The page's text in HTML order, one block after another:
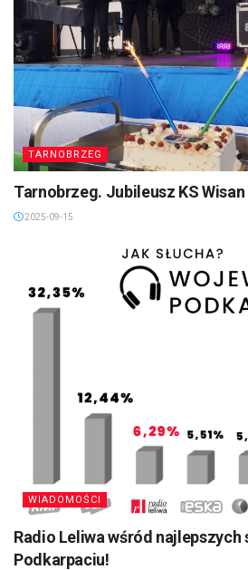
TARNOBRZEG
Tarnobrzeg. Jubileusz KS
2025-09-15
WIADOMOŚCI
Radio Leliwa wśród
Podkarpaciu!